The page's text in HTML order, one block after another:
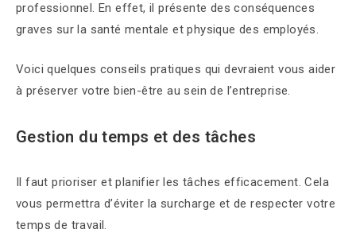
professionnel. En effet, il présente des conséquences
graves sur la santé mentale et physique des employés.
Voici quelques conseils pratiques qui devraient vous aider
à préserver votre bien-être au sein de l’entreprise.
Gestion du temps et des tâches
Il faut prioriser et planifier les tâches efficacement. Cela
vous permettra d’éviter la surcharge et de respecter votre
temps de travail.